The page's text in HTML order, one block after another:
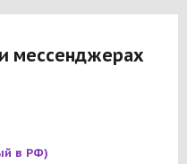
мессенджерах
в РФ)